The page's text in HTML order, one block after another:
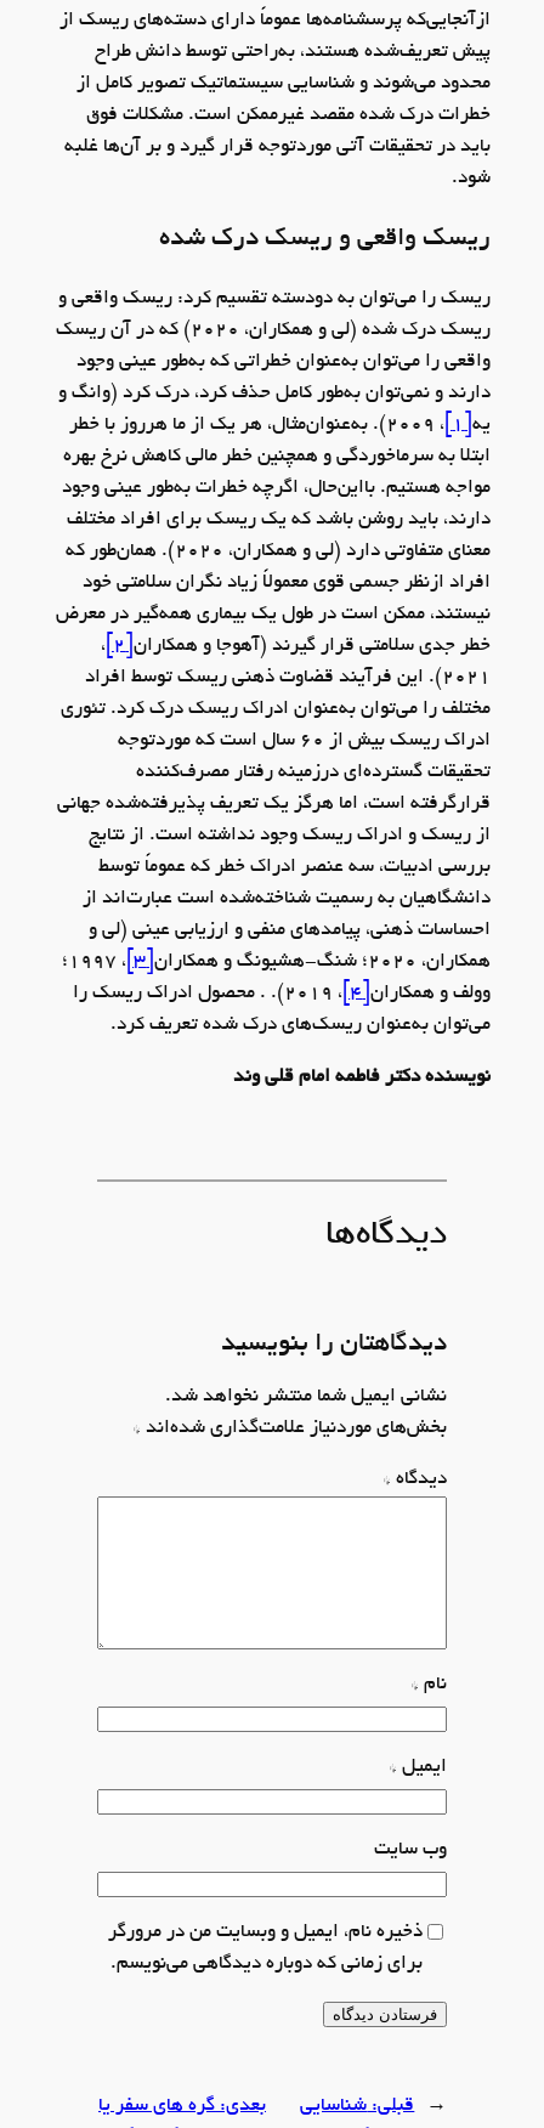
ازآنجایی‌که پرسشنامه‌ها عموماً دارای دسته‌های ریسک از
پیش تعریف‌شده هستند، به‌راحتی توسط دانش طراح
محدود می‌شوند و شناسایی سیستماتیک تصویر کامل از
خطرات درک شده مقصد غیرممکن است. مشکلات فوق
باید در تحقیقات آتی موردتوجه قرار گیرد و بر آن‌ها غلبه
شود.
ریسک واقعی و ریسک درک شده
ریسک را می‌توان به دودسته تقسیم کرد: ریسک واقعی و
ریسک درک شده (لی و همکاران، 2020) که در آن ریسک
واقعی را می‌توان به‌عنوان خطراتی که به‌طور عینی وجود
دارند و نمی‌توان به‌طور کامل حذف کرد، درک کرد (وانگ و
یه[1]
، 2009). به‌عنوان‌مثال، هر یک از ما هرروز با خطر
ابتلا به سرماخوردگی و همچنین خطر مالی کاهش نرخ بهره
مواجه هستیم. بااین‌حال، اگرچه خطرات به‌طور عینی وجود
دارند، باید روشن باشد که یک ریسک برای افراد مختلف
معنای متفاوتی دارد (لی و همکاران، 2020). همان‌طور که
افراد ازنظر جسمی قوی معمولاً زیاد نگران سلامتی خود
نیستند، ممکن است در طول یک بیماری همه‌گیر در معرض
خطر جدی سلامتی قرار گیرند (آهوجا و همکاران[2]
،
2021). این فرآیند قضاوت ذهنی ریسک توسط افراد
مختلف را می‌توان به‌عنوان ادراک ریسک درک کرد. تئوری
ادراک ریسک بیش از 60 سال است که موردتوجه
تحقیقات گسترده‌ای درزمینه رفتار مصرف‌کننده
قرارگرفته است، اما هرگز یک تعریف پذیرفته‌شده جهانی
از ریسک و ادراک ریسک وجود نداشته است. از نتایج
بررسی ادبیات، سه عنصر ادراک خطر که عموماً توسط
دانشگاهیان به رسمیت شناخته‌شده است عبارت‌اند از
احساسات ذهنی، پیامدهای منفی و ارزیابی عینی (لی و
همکاران، 2020؛ شنگ-هشیونگ و همکاران
[3]
، 1997؛
وولف و همکاران[4]
، 2019). . محصول ادراک ریسک را
می‌توان به‌عنوان ریسک‌های درک شده تعریف کرد.
نویسنده دکتر فاطمه امام قلی وند
دیدگاه‌ها
دیدگاهتان را بنویسید
نشانی ایمیل شما منتشر نخواهد شد.
بخش‌های موردنیاز علامت‌گذاری شده‌اند *
دیدگاه *
نام *
ایمیل *
وب‌ سایت
ذخیره نام، ایمیل و وبسایت من در مرورگر
برای زمانی که دوباره دیدگاهی می‌نویسم.
← قبلی:شناسایی بعدی:گره های سفر یا